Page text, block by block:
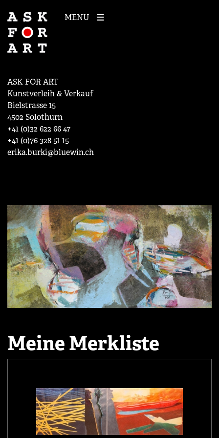
MENU
ASK FOR ART
Kunstverleih & Verkauf
Bielstrasse 15
4502 Solothurn
+41 (0)32 622 66 47
+41 (0)76 328 51 15
erika.burki@bluewin.ch
Meine Merkliste